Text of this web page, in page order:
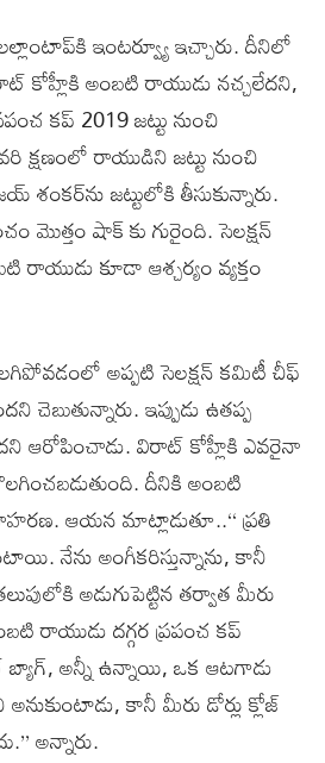
ఇంటర్వ్యూ ఇచ్చారు. దీనిలో
కోహ్లీకి అంబటి రాయుడు నచ్చలేదని,
కప్ 2019 జట్టు నుంచి
క్షణంలో రాయుడిని జట్టు నుంచి
జట్టులోకి తీసుకున్నారు.
మొత్తం షాక్ కు గురైంది. సెలక్షన్
రాయుడు కూడా ఆశ్చర్యం వ్యక్తం
అప్పటి సెలక్షన్ కమిటీ చీఫ్
చెబుతున్నారు. ఇప్పుడు ఉతప్ప
ఆరోపించాడు. విరాట్ కోహ్లీకి ఎవరైనా
దీనికి అంబటి
ఆయన మాట్లాడుతూ..‘‘ ప్రతి
నేను అంగీకరిస్తున్నాను, కానీ
అడుగుపెట్టిన తర్వాత మీరు
రాయుడు దగ్గర ప్రపంచ కప్
బ్యాగ్, అన్నీ ఉన్నాయి, ఒక ఆటగాడు
అనుకుంటాడు, కానీ మీరు డోర్లు క్లోజ్
అన్నారు.